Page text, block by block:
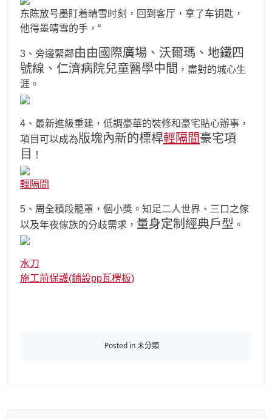
东陈放号墨盯着晴雪时刻，回到客厅，拿了车钥匙，
他得墨晴雪的手，“
3、旁邊緊鄰由由國際廣場、沃爾瑪、地鐵四
號線、仁濟病院兒童醫學中間 ，盡對的城心生
涯。
4、最新進級重建，低調豪華的裝修和豪宅貼心辦事，
項目可以成為版塊內新的標桿輕隔間豪宅項
目
！
輕隔間
5、周全積段籠罩，個小獎。知足二人世界、三口之傢
以及年夜傢族的分歧需求， 量身定制經典戶型 。
水刀
施工前保護(鋪設pp瓦楞板)
Posted in 未分類